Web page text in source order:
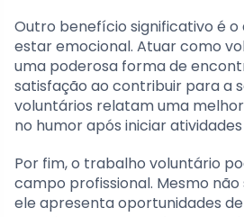
Outro benefício significativo é
estar emocional. Atuar como
uma poderosa forma de
satisfação ao contribuir para a
voluntários relatam uma
no humor após iniciar
Por fim, o trabalho voluntário
campo profissional. Mesmo
ele apresenta oportunidades